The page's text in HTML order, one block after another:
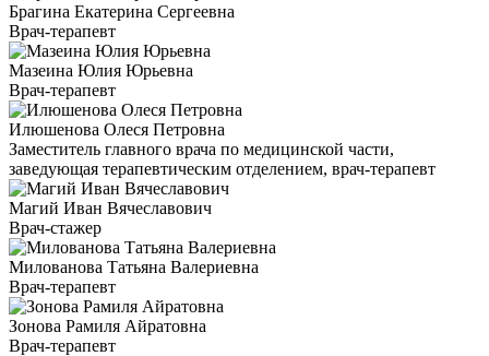
Брагина Екатерина Сергеевна
Врач-терапевт
Мазеина Юлия Юрьевна
Врач-терапевт
Илюшенова Олеся Петровна
Заместитель главного врача по медицинской части,
заведующая терапевтическим отделением, врач-терапевт
Магий Иван Вячеславович
Врач-стажер
Милованова Татьяна Валериевна
Врач-терапевт
Зонова Рамиля Айратовна
Врач-терапевт